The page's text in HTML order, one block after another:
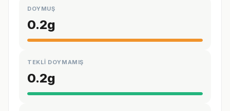
DOYMUŞ
0.2g
TEKLİ DOYMAMIŞ
0.2g